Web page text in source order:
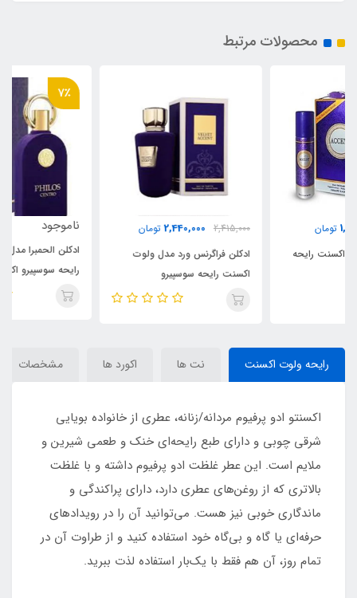
محصولات مرتبط
2,415,000
2,440,000 تومان
ادکلن فراگرنس ورد مدل ولوت
اکسنت رایحه سوسپیرو
اکسنتو_اکچنتو (VELVET
ناموجود
ادکلن الحمبرا مدل فیلوس سنترو
رایحه سوسپیرو اکسنتو (
CENTRO) Sospiro Accento
رایحه ولوت اکسنت نت ها اکورد ها مشخصات
اکسنتو ادو پرفیوم مردانه/زنانه، عطری از خانواده بویایی
شرقی چوبی و دارای طبع رایحه‌ای خنک و طعمی شیرین و
ملایم است. این عطر غلظت ادو پرفیوم داشته و با غلظت
بالاتری که از روغن‌های عطری دارد، دارای پراکندگی و
ماندگاری خوبی نیز هست. می‌توانید آن را در رویدادهای
حرفه‌ای یا گاه و بی‌گاه خود استفاده کنید و از طراوت آن در
تمام روز، آن هم فقط با یک‌بار استفاده لذت ببرید.